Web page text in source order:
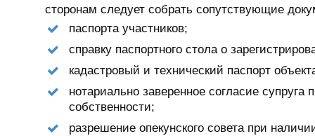
сторонам следует собрать сопутствующие
паспорта участников;
справку паспортного стола о
кадастровый и технический паспорт
нотариально заверенное согласие
собственности;
разрешение опекунского совета при